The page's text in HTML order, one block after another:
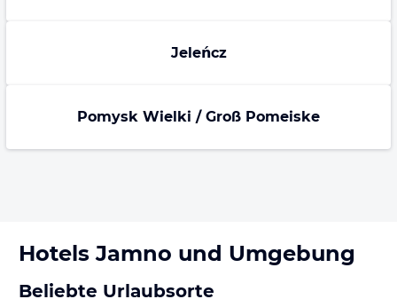
Jeleńcz
Pomysk Wielki / Groß Pomeiske
HotelsJamno und Umgebung
Beliebte Urlaubsorte